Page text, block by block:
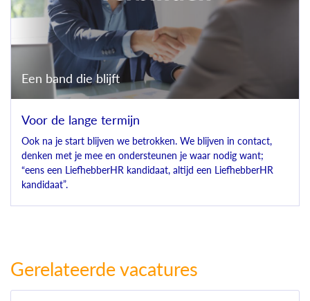
Een band die blijft
Voor de lange termijn
Ook na je start blijven we betrokken. We blijven in contact,
denken met je mee en ondersteunen je waar nodig want;
“eens een LiefhebberHR kandidaat, altijd een LiefhebberHR
kandidaat”.
Gerelateerde vacatures